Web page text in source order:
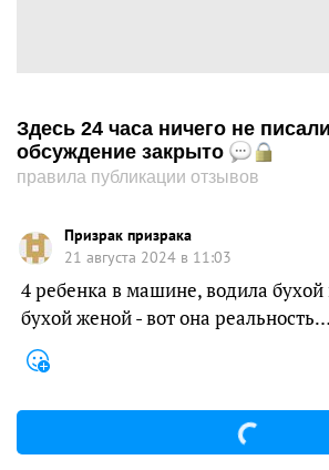
Здесь 24 часа ничего не
обсуждение закрыто
правила публикации отзывов
Призрак призрака
21 августа 2024 в 11:03
4 ребенка в машине, водила бухой
бухой женой - вот она реальность…